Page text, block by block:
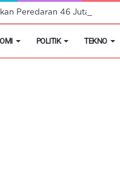
Peredaran 46 Juta Obat
POLITIK TEKNO